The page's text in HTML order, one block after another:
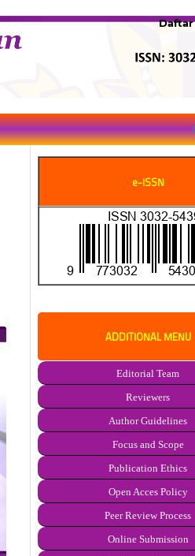
Daftar
e-ISSN
ADDITIONAL MENU
Editorial Team
Reviewers
Author Guidelines
Focus and Scope
Publication Ethics
Open Acces Policy
Peer Review Process
Online Submission